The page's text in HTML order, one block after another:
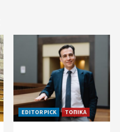
EDITOR PICK ΤΟΠΙΚΑ